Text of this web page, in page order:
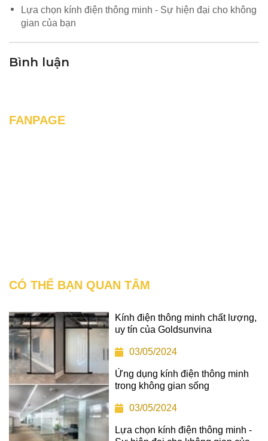
Lựa chọn kính điện thông minh - Sự hiện đại cho không
gian của bạn
Bình luận
FANPAGE
CÓ THỂ BẠN QUAN TÂM
Kính điện thông minh chất lượng,
uy tín của Goldsunvina
03/05/2024
Ứng dụng kính điện thông minh
trong không gian sống
03/05/2024
Lựa chọn kính điện thông minh -